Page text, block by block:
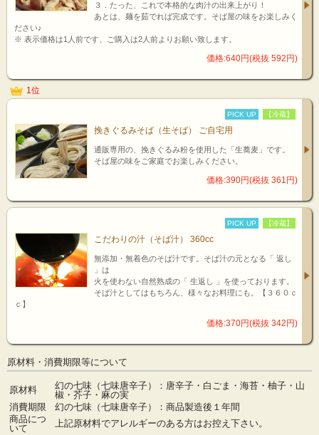
３．たった、これで本格的な肉汁の出来上がり！
あとは、麺を茹でれば完成です。そば屋の味をお楽しみく
ださい♪
※ 表示価格は1人前です、ご購入は2人前よりお願い致します。
価格:640円(税抜 592円)
1位
PICK UP 【冷蔵】
挽きぐるみそば（生そば） ご自宅用
通販専用の、挽きぐるみ粉を使用した「生蕎麦」です。
そば屋の味をご家庭でお楽しみください。
価格:390円(税抜 361円)
PICK UP 【冷蔵】
こだわりの汁（そば汁） 360cc
無添加・無着色のそば汁です。そば汁の元となる「 返し
」は
火を使わない自然熟成の「 生返し 」を使っております。
そば汁としてはもちろん、様々なお料理にも。【３６０ｃ
ｃ】
価格:370円(税抜 342円)
原材料・消費期限等について
原材料
幻の七味（七味唐辛子）：唐辛子・白ごま・海苔・柚子・山
椒・芥子・麻の実
消費期限
幻の七味（七味唐辛子）：商品製造後１年間
商品につ
いて
上記原材料でアレルギーのある方はお控え下さい。